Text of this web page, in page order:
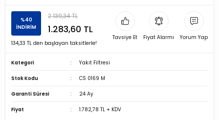
%40
İNDİRİM
2.139,34 TL
1.283,60 TL
134,33 TL den başlayan taksitlerle!
Tavsiye Et Fiyat Alarmı Yorum Yap
Kategori Yakıt Filtresi
Stok Kodu CS 0169 M
Garanti Süresi 24 Ay
Fiyat 1.782,78 TL + KDV